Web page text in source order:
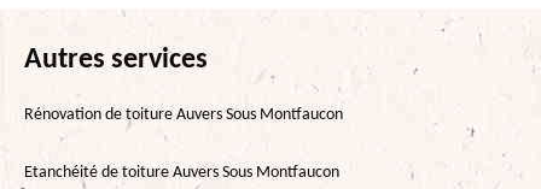
Autres services
Rénovation de toiture Auvers Sous Montfaucon
Etanchéité de toiture Auvers Sous Montfaucon